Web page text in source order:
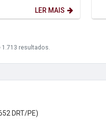
LER MAIS
1.713 resultados.
DRT/PE)